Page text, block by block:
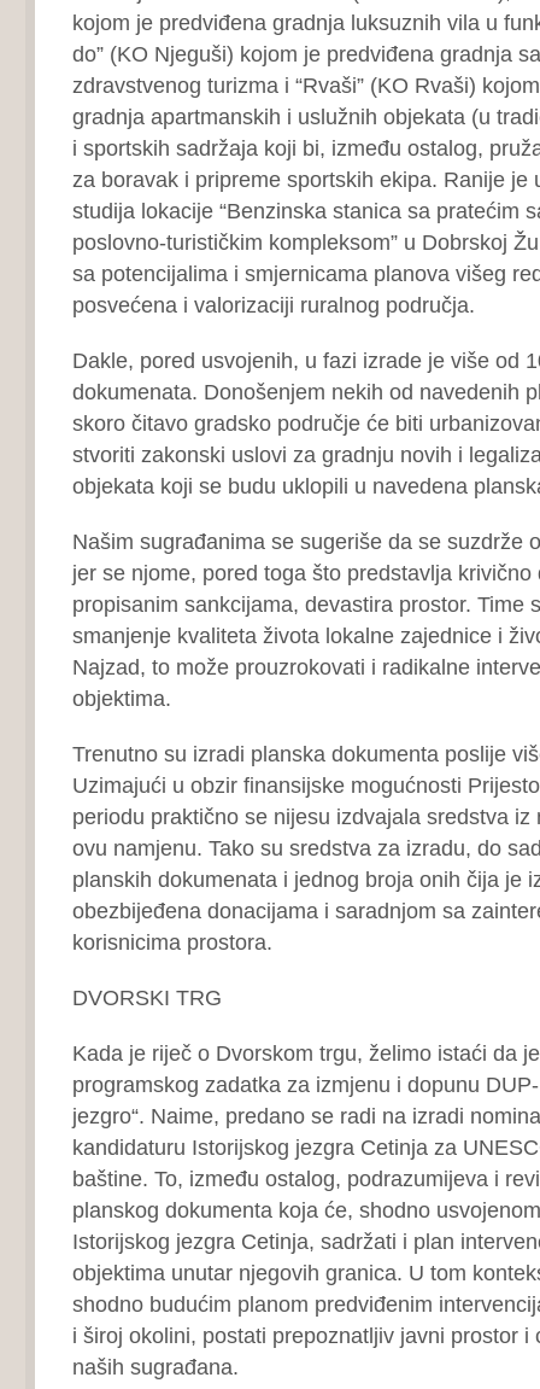
kojom je predviđena gradnja luksuznih vila u
do” (KO Njeguši) kojom je predviđena gradnja
zdravstvenog turizma i “Rvaši” (KO Rvaši)
gradnja apartmanskih i uslužnih objekata (u
i sportskih sadržaja koji bi, između ostalog,
za boravak i pripreme sportskih ekipa. Ranije je
studija lokacije “Benzinska stanica sa pratećim
poslovno-turističkim kompleksom” u Dobrskoj
sa potencijalima i smjernicama planova višeg
posvećena i valorizaciji ruralnog područja.
Dakle, pored usvojenih, u fazi izrade je više od
dokumenata. Donošenjem nekih od navedenih
skoro čitavo gradsko područje će biti
stvoriti zakonski uslovi za gradnju novih i
objekata koji se budu uklopili u navedena
Našim sugrađanima se sugeriše da se suzdrže
jer se njome, pored toga što predstavlja
propisanim sankcijama, devastira prostor. Time
smanjenje kvaliteta života lokalne zajednice i
Najzad, to može prouzrokovati i radikalne
objektima.
Trenutno su izradi planska dokumenta poslije
Uzimajući u obzir finansijske mogućnosti
periodu praktično se nijesu izdvajala sredstva iz
ovu namjenu. Tako su sredstva za izradu, do
planskih dokumenata i jednog broja onih čija je
obezbijeđena donacijama i saradnjom sa
korisnicima prostora.
DVORSKI TRG
Kada je riječ o Dvorskom trgu, želimo istaći da
programskog zadatka za izmjenu i dopunu
jezgro“. Naime, predano se radi na izradi
kandidaturu Istorijskog jezgra Cetinja za
baštine. To, između ostalog, podrazumijeva i
planskog dokumenta koja će, shodno
Istorijskog jezgra Cetinja, sadržati i plan
objektima unutar njegovih granica. U tom
shodno budućim planom predviđenim
i široj okolini, postati prepoznatljiv javni prostor i
naših sugrađana.